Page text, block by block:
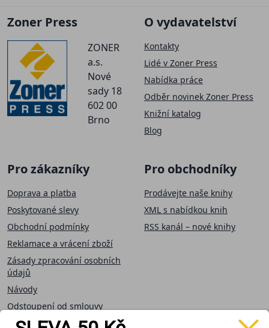
Zoner Press
ZONER
a.s.
Nové
sady 18
602 00
Brno
O vydavatelství
Kontakty
Lidé v Zoner Press
Nabídka práce
Odběr novinek Zoner Press
Knižní katalog
Blog
Pro zákazníky
Doprava a platba
Poskytované slevy
Obchodní podmínky
Reklamace a vrácení zboží
Zásady zpracování osobních
údajů
Návody
Odstoupení od smlouvy
Pro obchodníky
Prodávejte naše knihy
XML s nabídkou knih
RSS kanál – nové knihy